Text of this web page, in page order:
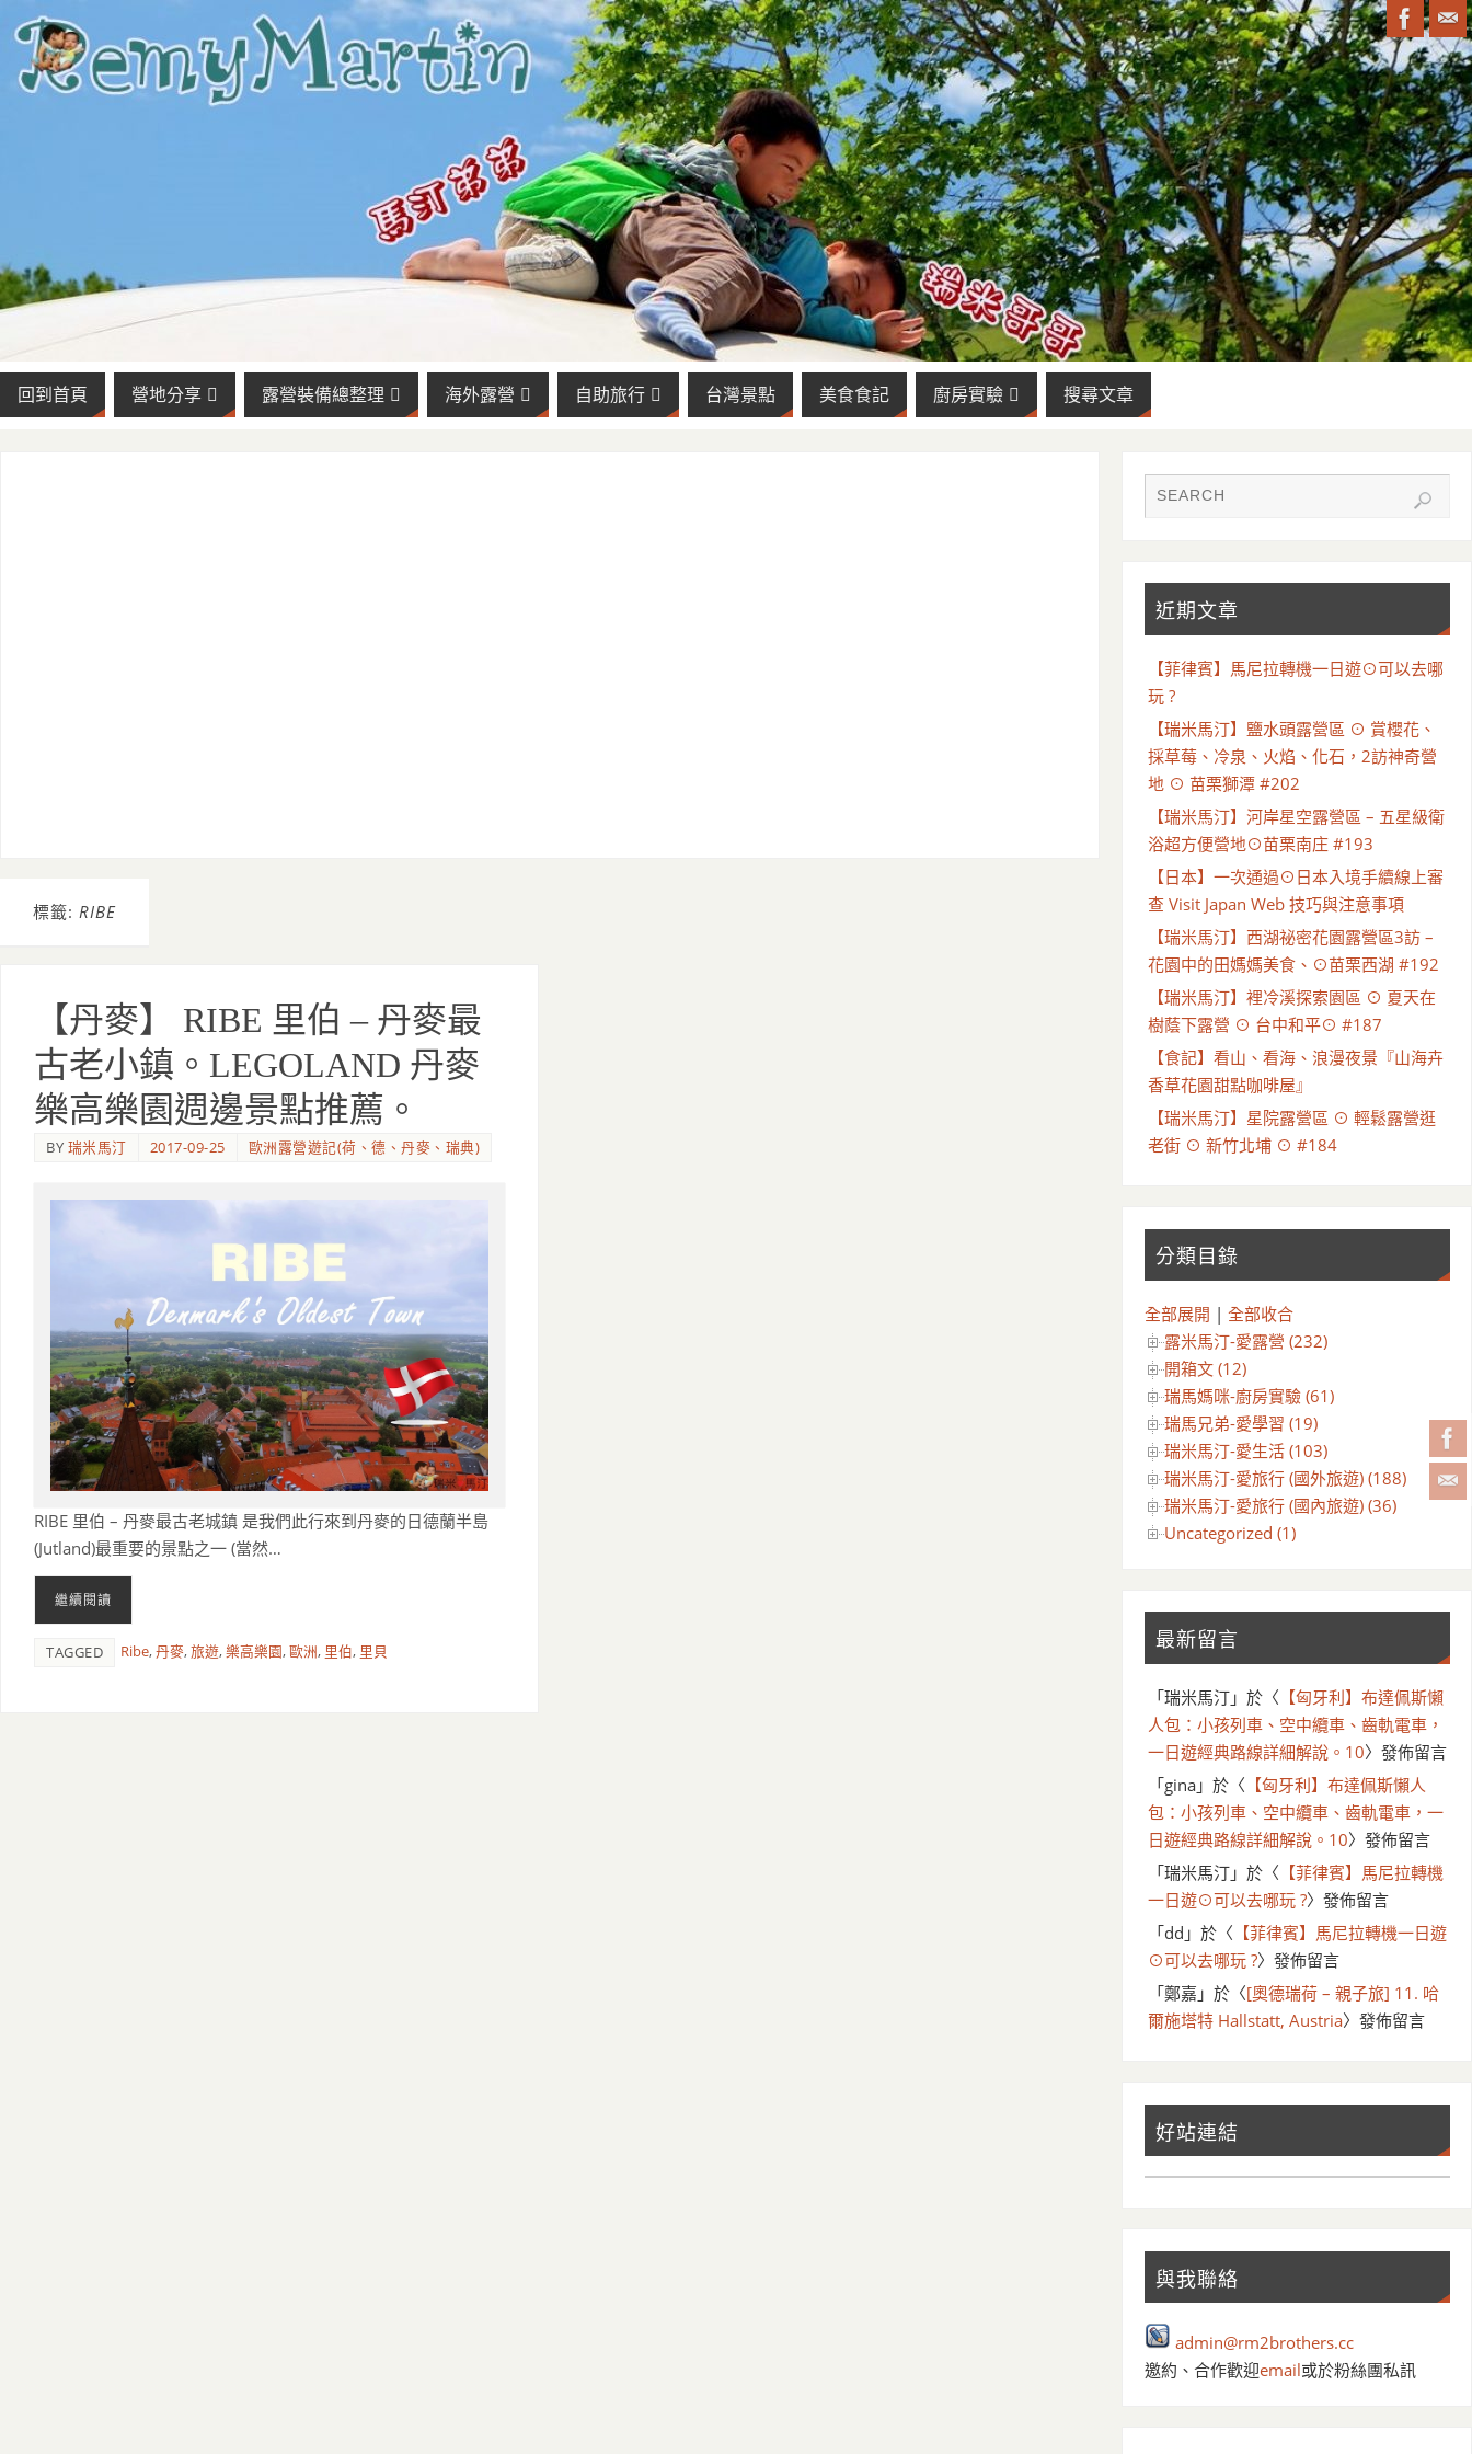
回到首頁 營地分享 露營裝備總整理 海外露營 自助旅行 台灣景點 美食食記 廚房實驗 搜尋文章
標籤: RIBE
【丹麥】 RIBE 里伯 – 丹麥最
古老小鎮。LEGOLAND 丹麥
樂高樂園週邊景點推薦。
BY 瑞米馬汀 2017-09-25 歐洲露營遊記(荷、德、丹麥、瑞典)
RIBE 里伯 – 丹麥最古老城鎮 是我們此行來到丹麥的日德蘭半島
(Jutland)最重要的景點之一 (當然…
繼續閱讀
TAGGED Ribe,丹麥,旅遊,樂高樂園,歐洲, 里伯, 里貝
近期文章
【菲律賓】馬尼拉轉機一日遊⊙可以去哪
玩 ?
【瑞米馬汀】鹽水頭露營區 ⊙ 賞櫻花、
採草莓、冷泉、火焰、化石，2訪神奇營
地 ⊙ 苗栗獅潭 #202
【瑞米馬汀】河岸星空露營區 – 五星級衛
浴超方便營地⊙苗栗南庄 #193
【日本】一次通過⊙日本入境手續線上審
查 Visit Japan Web 技巧與注意事項
【瑞米馬汀】西湖祕密花園露營區3訪 –
花園中的田媽媽美食、⊙苗栗西湖 #192
【瑞米馬汀】裡冷溪探索園區 ⊙ 夏天在
樹蔭下露營 ⊙ 台中和平⊙ #187
【食記】看山、看海、浪漫夜景『山海卉
香草花園甜點咖啡屋』
【瑞米馬汀】星院露營區 ⊙ 輕鬆露營逛
老街 ⊙ 新竹北埔 ⊙ #184
分類目錄
全部展開 | 全部收合
露米馬汀-愛露營 (232)
開箱文 (12)
瑞馬媽咪-廚房實驗 (61)
瑞馬兄弟-愛學習 (19)
瑞米馬汀-愛生活 (103)
瑞米馬汀-愛旅行 (國外旅遊) (188)
瑞米馬汀-愛旅行 (國內旅遊) (36)
Uncategorized (1)
最新留言
「瑞米馬汀」於〈 【匈牙利】布達佩斯懶
人包：小孩列車、空中纜車、齒軌電車，
一日遊經典路線詳細解說。10〉發佈留言
「gina」於〈 【匈牙利】布達佩斯懶人
包：小孩列車、空中纜車、齒軌電車，一
日遊經典路線詳細解說。10〉發佈留言
「瑞米馬汀」於〈 【菲律賓】馬尼拉轉機
一日遊⊙可以去哪玩 ?〉發佈留言
「dd 」於〈 【菲律賓】馬尼拉轉機一日遊
⊙可以去哪玩 ?〉發佈留言
「鄭嘉 」於〈[奧德瑞荷 – 親子旅] 11. 哈
爾施塔特 Hallstatt, Austria〉發佈留言
好站連結
與我聯絡
admin@rm2brothers.cc
邀約、合作歡迎email或於粉絲團私訊